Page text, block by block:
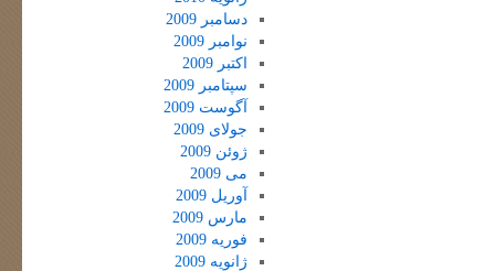
دسامبر 2009
نوامبر 2009
اکتبر 2009
سپتامبر 2009
آگوست 2009
جولای 2009
ژوئن 2009
می 2009
آوریل 2009
مارس 2009
فوریه 2009
ژانویه 2009